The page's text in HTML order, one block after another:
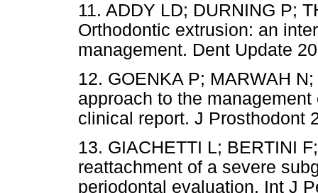
11. ADDY LD; DURNING P;
Orthodontic extrusion: an
management. Dent Update
12. GOENKA P; MARWAH
approach to the
clinical report. J Prosthodont
13. GIACHETTI L; BERTINI
reattachment of a severe
periodontal evaluation. Int J